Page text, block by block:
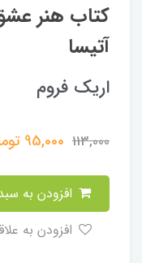
کتاب هنر
آتیسا
اریک فروم
113,000
95,000